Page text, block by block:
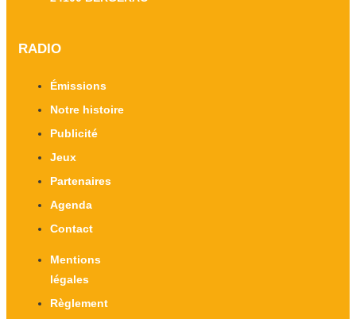
RADIO
Émissions
Notre histoire
Publicité
Jeux
Partenaires
Agenda
Contact
Mentions
légales
Règlement